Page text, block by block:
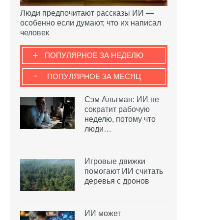
Люди предпочитают рассказы ИИ —
особенно если думают, что их написал
человек
ПОПУЛЯРНОЕ ЗА НЕДЕЛЮ
+
ПОПУЛЯРНОЕ ЗА МЕСЯЦ
-
Сэм Альтман: ИИ не
сократит рабочую
неделю, потому что
люди…
Игровые движки
помогают ИИ считать
деревья с дронов
ИИ может